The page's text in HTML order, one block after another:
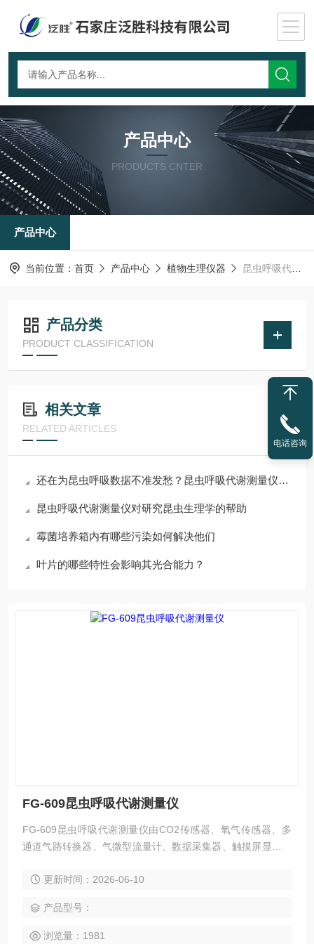
产品中心
PRODUCTS CNTER
产品中心
当前位置： 首页 产品中心 植物生理仪器 昆虫呼吸代谢测量仪
产品分类
PRODUCT CLASSIFICATION
相关文章
RELATED ARTICLES
还在为昆虫呼吸数据不准发愁？昆虫呼吸代谢测量仪，高灵敏度传感器+智能软件分析，数据又快又稳！
昆虫呼吸代谢测量仪对研究昆虫生理学的帮助
霉菌培养箱内有哪些污染如何解决他们
叶片的哪些特性会影响其光合能力？
FG-609昆虫呼吸代谢测量仪
FG-609昆虫呼吸代谢测量仪由CO2传感器、氧气传感器、多
通道气路转换器、气微型流量计、数据采集器、触摸屏显示器
可用于研究昆虫呼吸代谢，如昆虫生理学、昆虫生态学、病虫
时测定呼吸室内CO2、O2、RQ及H2O。
更新时间：2026-06-10
产品型号：
浏览量：1981
电话咨询